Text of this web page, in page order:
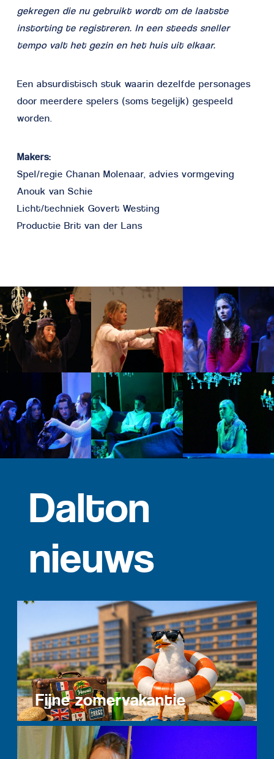
gekregen die nu gebruikt wordt om de laatste
instorting te registreren. In een steeds sneller
tempo valt het gezin en het huis uit elkaar.
Een absurdistisch stuk waarin dezelfde personages
door meerdere spelers (soms tegelijk) gespeeld
worden.
Makers:
Spel/regie Chanan Molenaar, advies vormgeving
Anouk van Schie
Licht/techniek Govert Westing
Productie Brit van der Lans
Dalton
nieuws
Fijne zomervakantie